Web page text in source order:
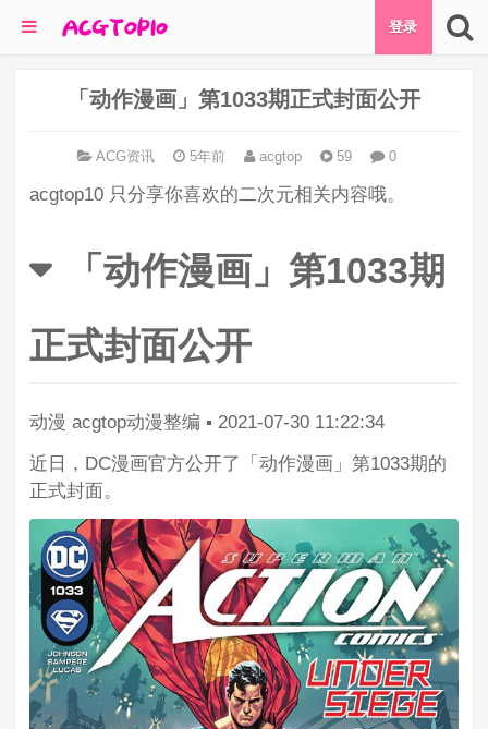
登录
「动作漫画」第1033期正式封面公开
ACG资讯 5年前 acgtop 59 0
acgtop10 只分享你喜欢的二次元相关内容哦。
「动作漫画」第1033期
正式封面公开
动漫 acgtop动漫整编 ▪ 2021-07-30 11:22:34
近日，DC漫画官方公开了「动作漫画」第1033期的
正式封面。